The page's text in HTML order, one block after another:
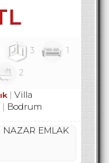
3 1
2
Villa
Bodrum
NAZAR EMLAK